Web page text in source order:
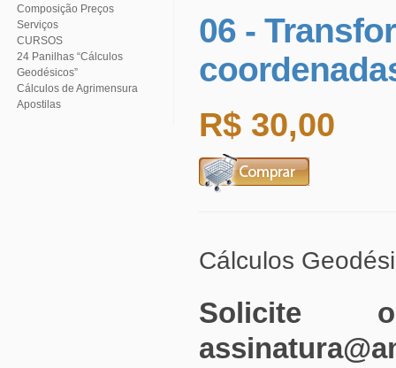
Serviços
CURSOS
Geodésicos”
Cálculos de Agrimensura
Apostilas
R$ 30,00
Cálculos